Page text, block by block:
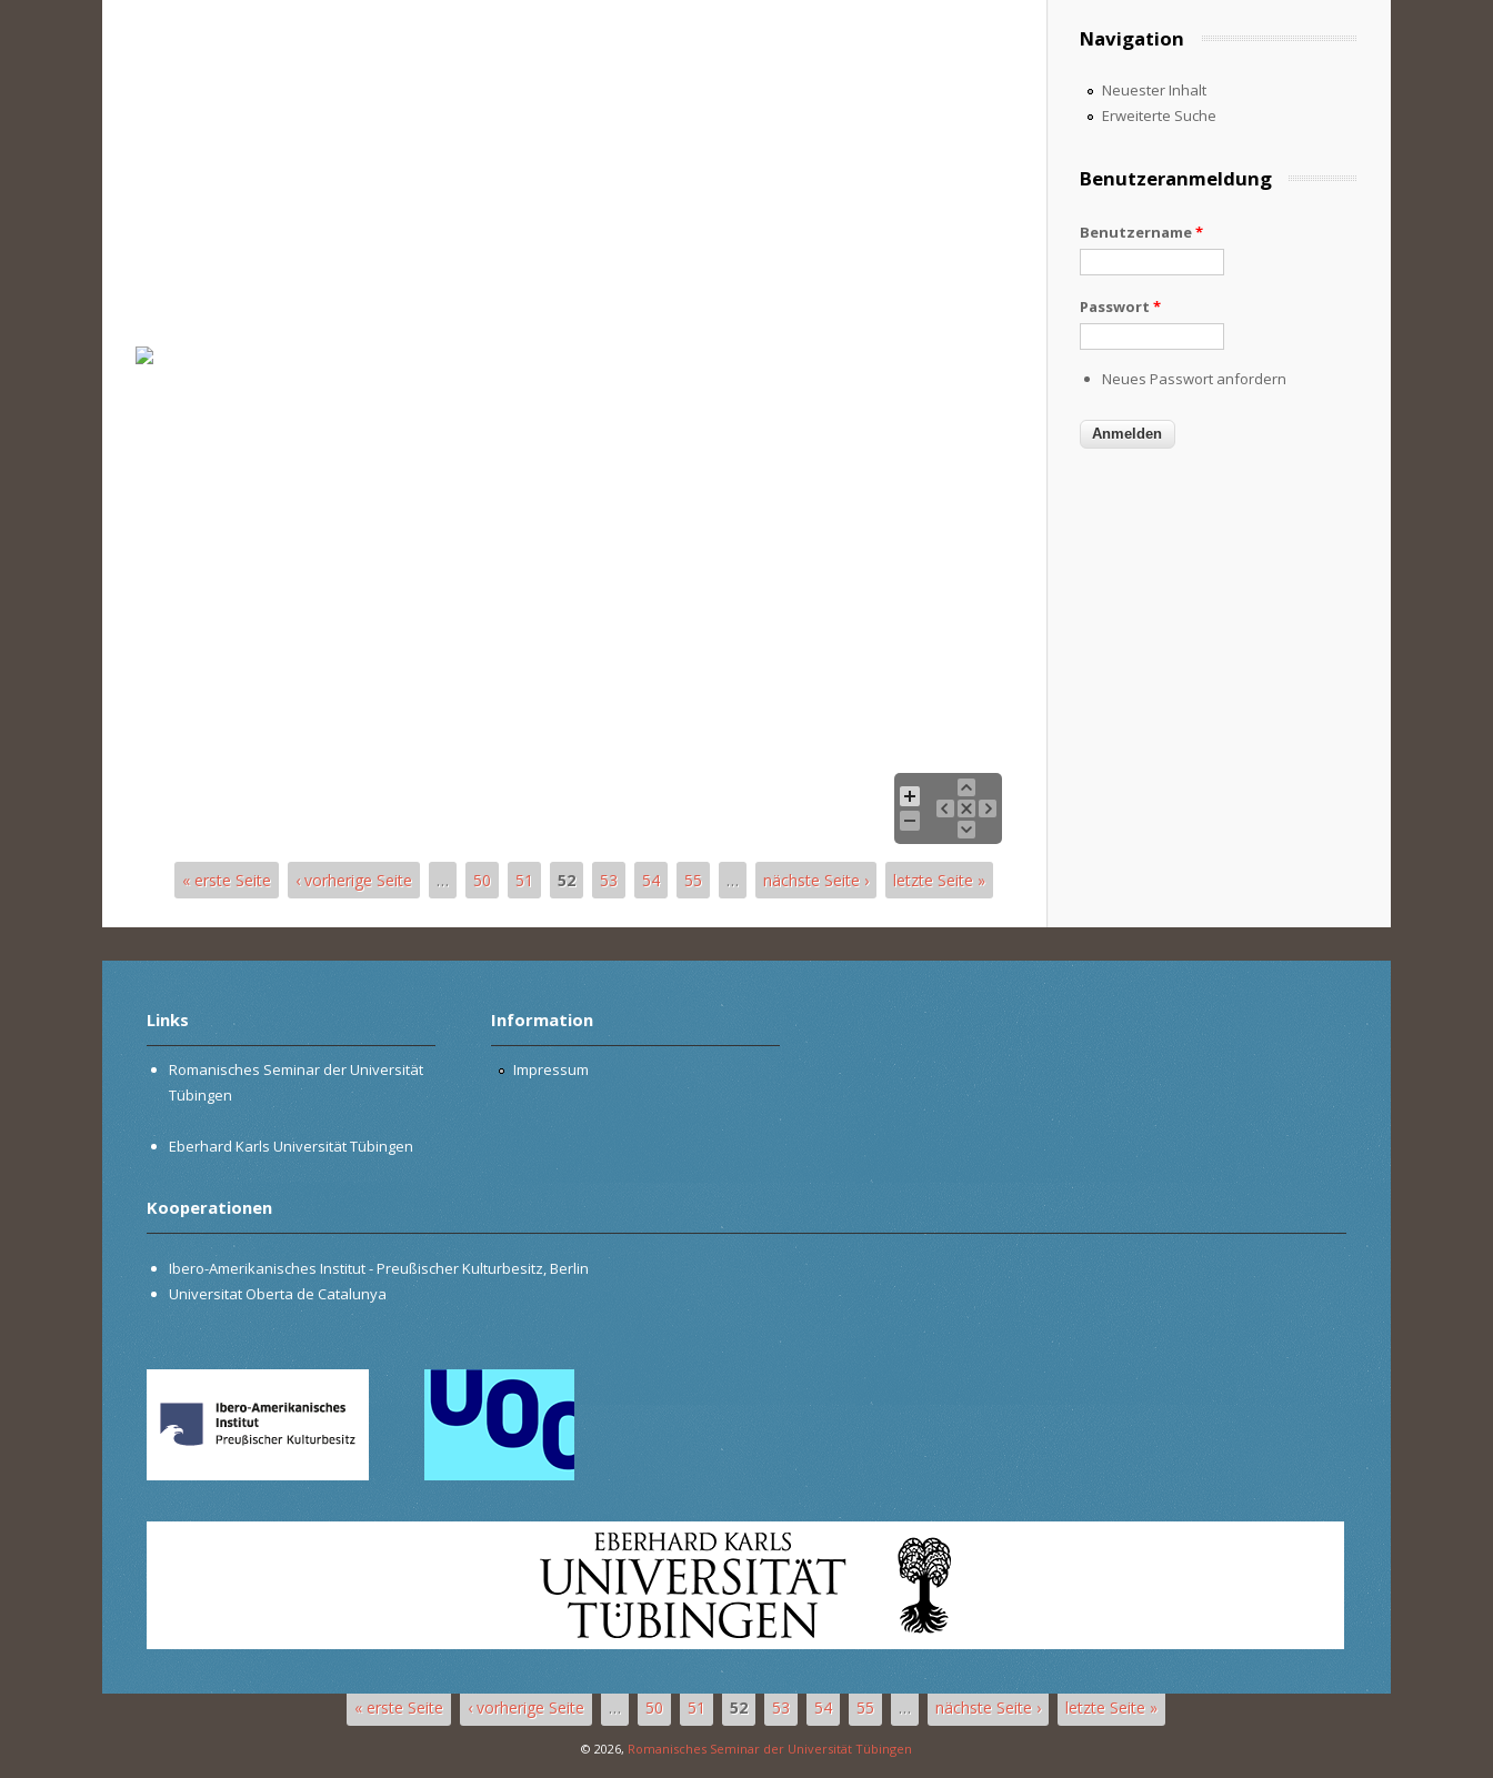
« erste Seite ‹ vorherige Seite … 50 51 52 53 54 55 … nächste Seite › letzte Seite »
Navigation
Neuester Inhalt
Erweiterte Suche
Benutzeranmeldung
Benutzername*
Passwort *
Neues Passwort anfordern
Links
Romanisches Seminar der Universität
Tübingen
Eberhard Karls Universität Tübingen
Information
Impressum
Kooperationen
Ibero-Amerikanisches Institut - Preußischer Kulturbesitz, Berlin
Universitat Oberta de Catalunya
« erste Seite ‹ vorherige Seite … 50 51 52 53 54 55 … nächste Seite › letzte Seite »
© 2026, Romanisches Seminar der Universität Tübingen